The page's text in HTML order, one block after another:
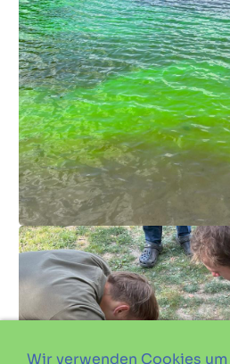
Wir verwenden Cookies